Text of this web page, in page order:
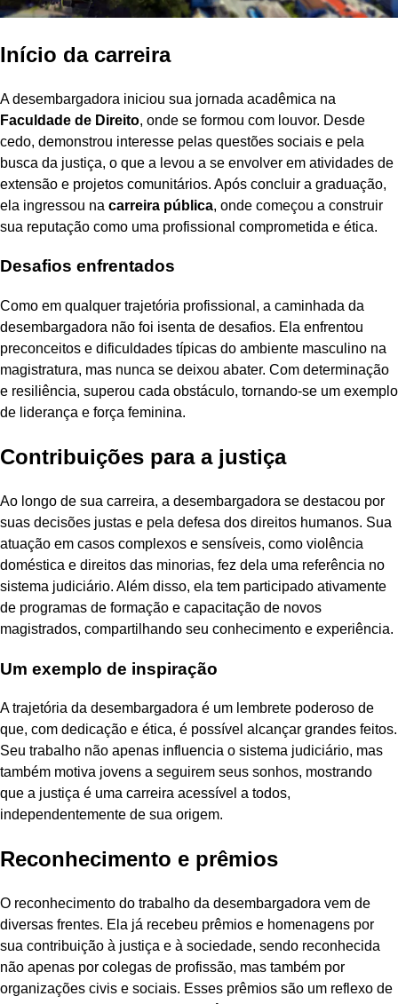
Início da carreira
A desembargadora iniciou sua jornada acadêmica na
Faculdade de Direito, onde se formou com louvor. Desde
cedo, demonstrou interesse pelas questões sociais e pela
busca da justiça, o que a levou a se envolver em atividades de
extensão e projetos comunitários. Após concluir a graduação,
ela ingressou na carreira pública, onde começou a construir
sua reputação como uma profissional comprometida e ética.
Desafios enfrentados
Como em qualquer trajetória profissional, a caminhada da
desembargadora não foi isenta de desafios. Ela enfrentou
preconceitos e dificuldades típicas do ambiente masculino na
magistratura, mas nunca se deixou abater. Com determinação
e resiliência, superou cada obstáculo, tornando-se um exemplo
de liderança e força feminina.
Contribuições para a justiça
Ao longo de sua carreira, a desembargadora se destacou por
suas decisões justas e pela defesa dos direitos humanos. Sua
atuação em casos complexos e sensíveis, como violência
doméstica e direitos das minorias, fez dela uma referência no
sistema judiciário. Além disso, ela tem participado ativamente
de programas de formação e capacitação de novos
magistrados, compartilhando seu conhecimento e experiência.
Um exemplo de inspiração
A trajetória da desembargadora é um lembrete poderoso de
que, com dedicação e ética, é possível alcançar grandes feitos.
Seu trabalho não apenas influencia o sistema judiciário, mas
também motiva jovens a seguirem seus sonhos, mostrando
que a justiça é uma carreira acessível a todos,
independentemente de sua origem.
Reconhecimento e prêmios
O reconhecimento do trabalho da desembargadora vem de
diversas frentes. Ela já recebeu prêmios e homenagens por
sua contribuição à justiça e à sociedade, sendo reconhecida
não apenas por colegas de profissão, mas também por
organizações civis e sociais. Esses prêmios são um reflexo de